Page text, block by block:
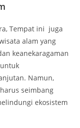
Tempat ini juga
alam yang
keanekaragaman
Namun,
seimbang
ekosistem